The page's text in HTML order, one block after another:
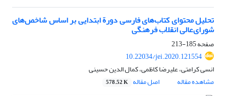
تحلیل محتوای کتاب‌های فارسی دورة ابتدایی بر اساس شاخص‌های
شورای‌عالی انقلاب فرهنگی
صفحه185-213
10.22034/jei.2020.121554
انسی کرامتی، علیرضا کاظمی، کمال الدین حسینی
مشاهده مقاله
اصل مقاله 578.52 K